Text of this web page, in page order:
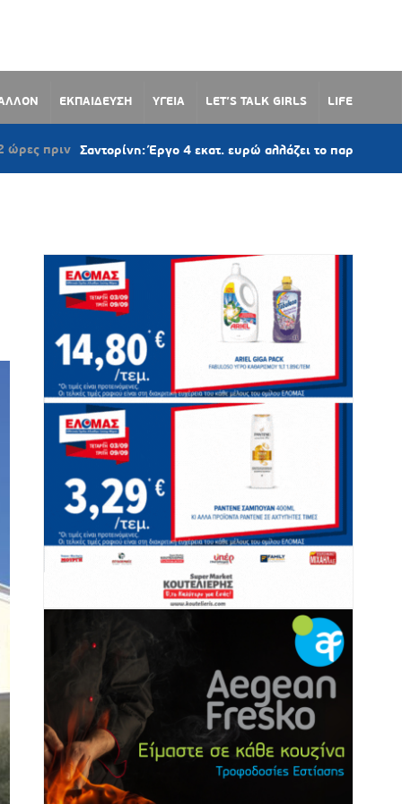
ΕΚΠΑΙΔΕΥΣΗ ΥΓΕΙΑ LET’S TALK GIRLS LIFE
Σαντορίνη: Έργο 4 εκατ. ευρώ αλλάζει το παραλιακό μέτωπο του